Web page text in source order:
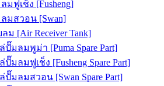
มฟูเช็ง [Fusheng]
มสวอน [Swan]
ลม [Air Receiver Tank]
ปั๊มลมพูม่า [Puma Spare Part]
ปั๊มลมฟูเช็ง [Fusheng Spare Part]
ปั๊มลมสวอน [Swan Spare Part]